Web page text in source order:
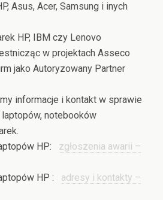
Asus, Acer, Samsung i inych
HP, IBM czy Lenovo
w projektach Asseco
jako Autoryzowany Partner
informacje i kontakt w sprawie
notebooków
HP: zgłoszenia awarii –
HP : adresy i kontakty –